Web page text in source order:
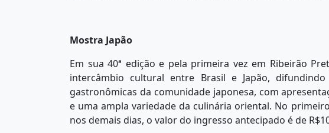
Mostra Japão
Em sua 40ª edição e pela primeira vez em Ribeirão
intercâmbio cultural entre Brasil e Japão,
gastronômicas da comunidade japonesa, com
e uma ampla variedade da culinária oriental. No
nos demais dias, o valor do ingresso antecipado é de